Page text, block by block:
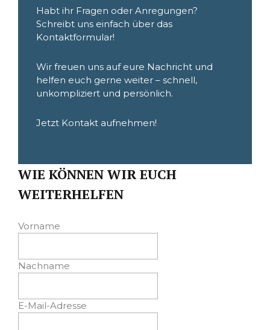
Habt ihr Fragen oder Anregungen?
Schreibt uns einfach über das
Kontaktformular!
Wir freuen uns auf eure Nachricht und
helfen euch gerne weiter – schnell,
unkompliziert und persönlich.
Jetzt Kontakt aufnehmen!
WIE KÖNNEN WIR EUCH
WEITERHELFEN
Vorname
Nachname
E-Mail-Adresse